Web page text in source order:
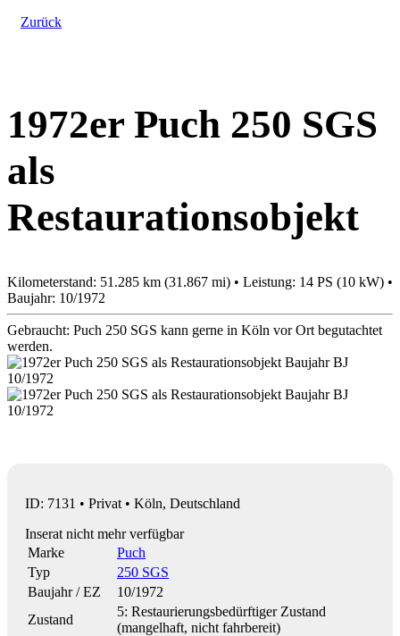
Zurück
1972er Puch 250 SGS
als
Restaurationsobjekt
Kilometerstand: 51.285 km (31.867 mi) • Leistung: 14 PS (10 kW) •
Baujahr: 10/1972
Gebraucht: Puch 250 SGS kann gerne in Köln vor Ort begutachtet
werden.
ID: 7131 • Privat • Köln, Deutschland
Inserat nicht mehr verfügbar
Marke
Puch
Typ
250 SGS
Baujahr / EZ
10/1972
Zustand
5: Restaurierungsbedürftiger Zustand
(mangelhaft, nicht fahrbereit)